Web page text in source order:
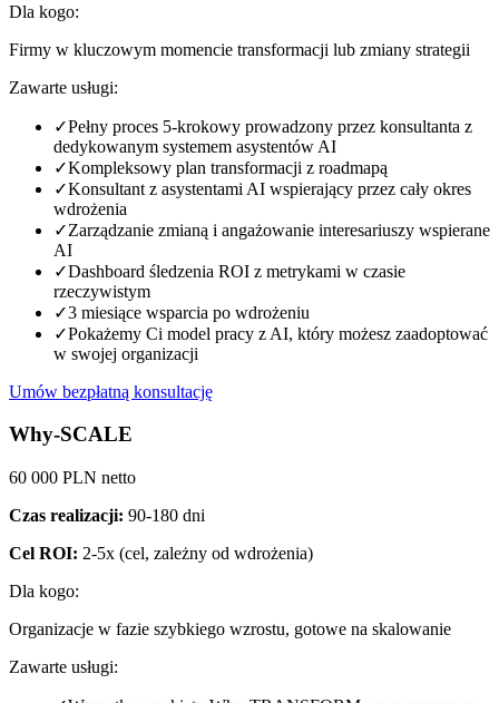
Dla kogo:
Firmy w kluczowym momencie transformacji lub zmiany strategii
Zawarte usługi:
✓Pełny proces 5-krokowy prowadzony przez konsultanta z
dedykowanym systemem asystentów AI
✓Kompleksowy plan transformacji z roadmapą
✓Konsultant z asystentami AI wspierający przez cały okres
wdrożenia
✓Zarządzanie zmianą i angażowanie interesariuszy wspierane
AI
✓Dashboard śledzenia ROI z metrykami w czasie
rzeczywistym
✓3 miesiące wsparcia po wdrożeniu
✓Pokażemy Ci model pracy z AI, który możesz zaadoptować
w swojej organizacji
Umów bezpłatną konsultację
Why-SCALE
60 000 PLN netto
Czas realizacji: 90-180 dni
Cel ROI: 2-5x (cel, zależny od wdrożenia)
Dla kogo:
Organizacje w fazie szybkiego wzrostu, gotowe na skalowanie
Zawarte usługi: